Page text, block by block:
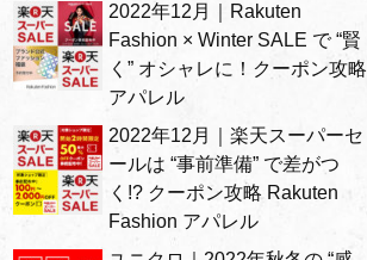
2022年12月｜Rakuten
Fashion × Winter SALE で “賢
く” オシャレに！クーポン攻略
アパレル
2022年12月｜楽天スーパーセ
ールは “事前準備” で差がつ
く!? クーポン攻略 Rakuten
Fashion アパレル